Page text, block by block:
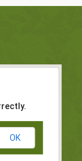
OK